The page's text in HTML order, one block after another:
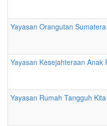
Yayasan Orangutan
Yayasan Kesejahteraan Anak
Yayasan Rumah Tangguh Kita